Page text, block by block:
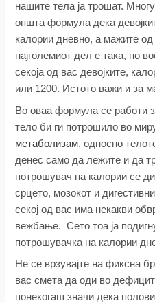
нашите тела ја трошат.
општа формула дека
калории дневно, а мажите
најголемиот дел е така, но
секоја од вас девојките,
или 1200. Истото важи и за
Во оваа формула се работи
тело би ги потрошило во
метаболизам, односно
денес само да лежите и да
потрошувач на калории се
срцето, мозокот и
секој од вас има некакви
вежбање. Сето тоа ја
потрошувачка на калории
Не се врзувајте на фиксна
вас смета да оди во
понекогаш значи дека